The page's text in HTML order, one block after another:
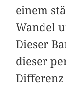
einem
Wandel
Dieser
dieser
Differenz